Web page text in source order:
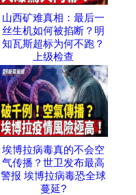
山西矿难真相：最后一
丝生机如何被掐断？明
知瓦斯超标为何不跑？
上级检查
埃博拉病毒真的不会空
气传播？世卫发布最高
警报 埃博拉病毒恐全球
蔓延?